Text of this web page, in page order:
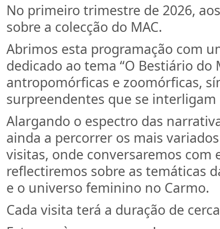
No primeiro trimestre de 2026,
sobre a colecção do MAC.
Abrimos esta programação com
dedicado ao tema “O Bestiário do
antropomórficas e zoomórficas,
surpreendentes que se
Alargando o espectro das
ainda a percorrer os mais
visitas, onde conversaremos
reflectiremos sobre as temáticas
e o universo feminino no Carmo.
Cada visita terá a duração de